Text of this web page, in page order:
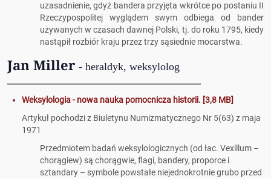
uzasadnienie, gdyż bandera przyjęta wkrótce po postaniu II
Rzeczypospolitej wyglądem swym odbiega od bander
używanych w czasach dawnej Polski, tj. do roku 1795, kiedy
nastąpił rozbiór kraju przez trzy sąsiednie mocarstwa.
Jan Miller - heraldyk, weksylolog
Weksylologia - nowa nauka pomocnicza historii. [3,8 MB]
Artykuł pochodzi z Biuletynu Numizmatycznego Nr 5(63) z maja
1971
Przedmiotem badań weksylologicznych (od łac. Vexillum –
chorągiew) są chorągwie, flagi, bandery, proporce i
sztandary – symbole powstałe niejednokrotnie grubo przed